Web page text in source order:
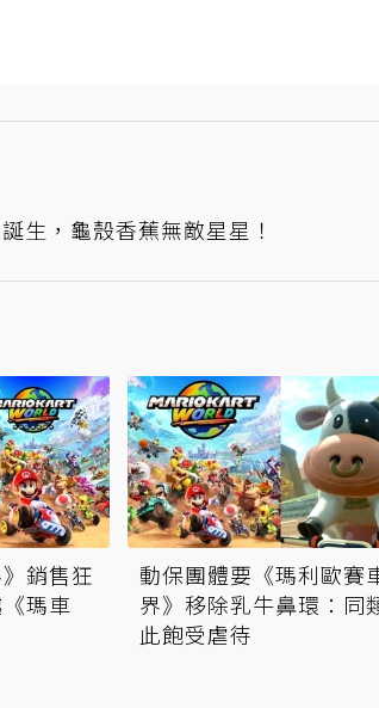
生，龜殼香蕉無敵星星！
銷售狂
瑪車
動保團體要《瑪利歐賽
界》移除乳牛鼻環：同
此飽受虐待